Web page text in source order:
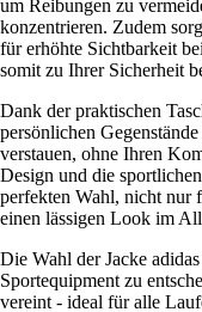
um Reibungen zu
konzentrieren. Zudem
für erhöhte Sichtbarkeit
somit zu Ihrer Sicherheit
Dank der praktischen
persönlichen
verstauen, ohne Ihren
Design und die
perfekten Wahl, nicht nur
einen lässigen Look im
Die Wahl der Jacke
Sportequipment zu
vereint - ideal für alle